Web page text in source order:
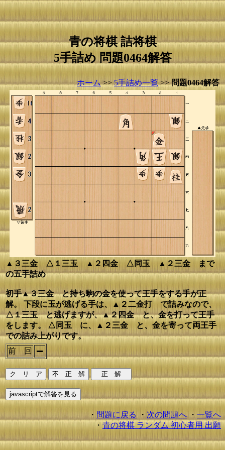
青の将棋 詰将棋
5手詰め 問題0464解答
ホーム>>5手詰め一覧>>問題0464解答
▲３三金 △１三玉 ▲２四金 △同玉 ▲２三金 まで
の五手詰め
初手▲３三金 と持ち駒の金を使って王手をする手が正
解。 下段に玉が逃げる手は、▲２二金打 で詰みなので、
△１三玉 と逃げますが、▲２四金 と、金を打って王手
をします。 △同玉 に、▲２三金 と、金を寄って両王手
での詰み上がりです。
前 回
・ 問題に戻る・ 次の問題へ ・ 一覧へ
・青の将棋 ランダム 初心者用 出願